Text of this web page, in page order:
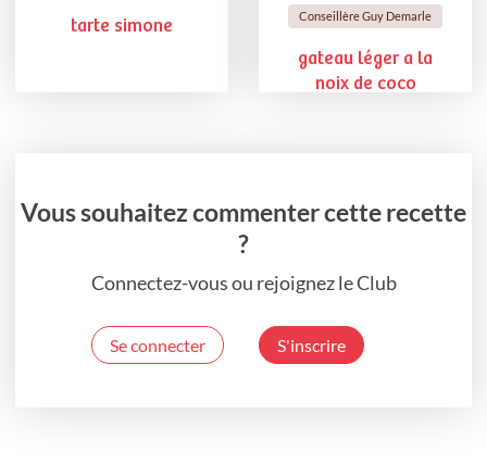
tarte simone
Conseillère Guy Demarle
gateau léger a la
noix de coco
Vous souhaitez commenter cette recette
?
Connectez-vous ou rejoignez le Club
Se connecter S'inscrire